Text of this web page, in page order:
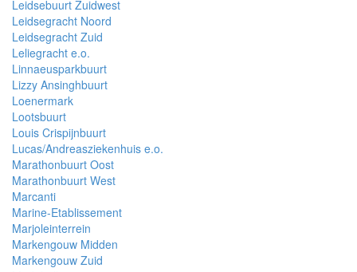
Leidsebuurt Zuidwest
Leidsegracht Noord
Leidsegracht Zuid
Leliegracht e.o.
Linnaeusparkbuurt
Lizzy Ansinghbuurt
Loenermark
Lootsbuurt
Louis Crispijnbuurt
Lucas/Andreasziekenhuis e.o.
Marathonbuurt Oost
Marathonbuurt West
Marcanti
Marine-Etablissement
Marjoleinterrein
Markengouw Midden
Markengouw Zuid